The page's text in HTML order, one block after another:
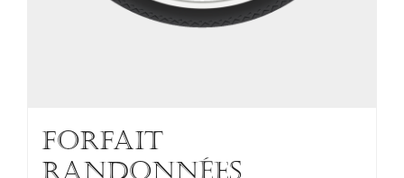
FORFAIT